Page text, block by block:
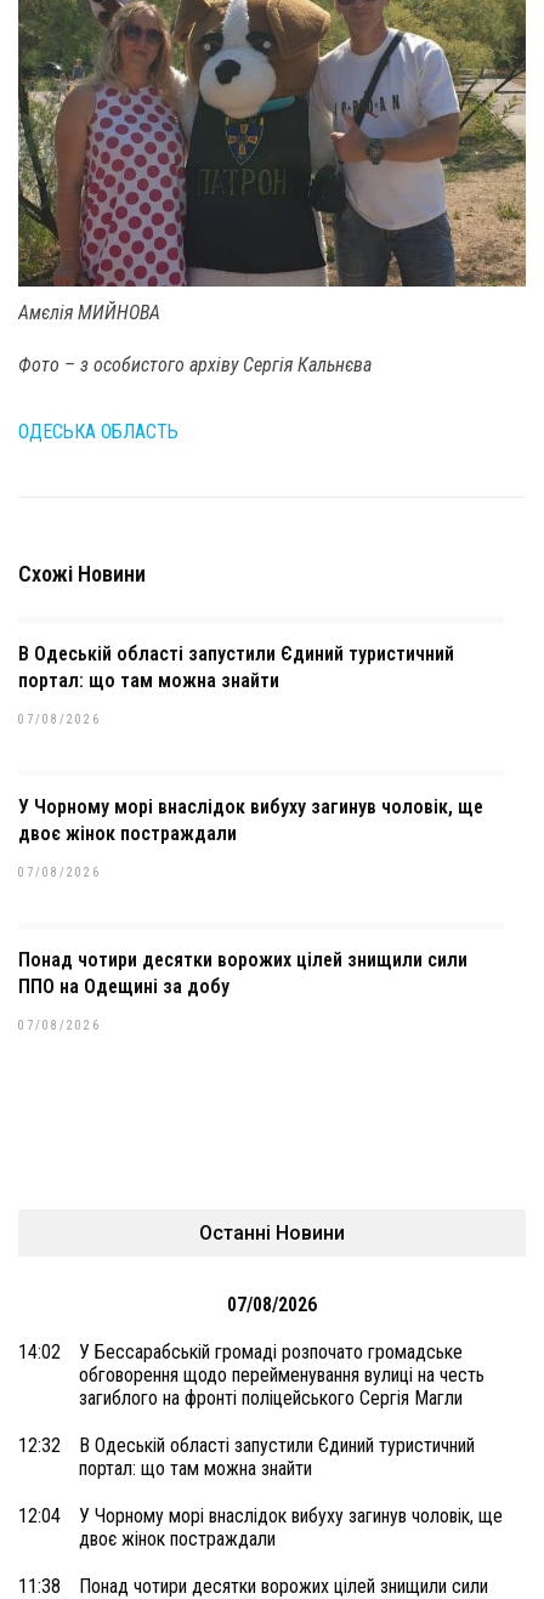
Амєлія МИЙНОВА
Фото – з особистого архіву Сергія Кальнєва
ОДЕСЬКА ОБЛАСТЬ
Схожі Новини
В Одеській області запустили Єдиний туристичний
портал: що там можна знайти
07/08/2026
У Чорному морі внаслідок вибуху загинув чоловік, ще
двоє жінок постраждали
07/08/2026
Понад чотири десятки ворожих цілей знищили сили
ППО на Одещині за добу
07/08/2026
Останні Новини
07/08/2026
14:02
У Бессарабській громаді розпочато громадське
обговорення щодо перейменування вулиці на честь
загиблого на фронті поліцейського Сергія Магли
12:32
В Одеській області запустили Єдиний туристичний
портал: що там можна знайти
12:04
У Чорному морі внаслідок вибуху загинув чоловік, ще
двоє жінок постраждали
11:38
Понад чотири десятки ворожих цілей знищили сили